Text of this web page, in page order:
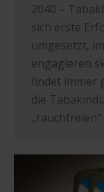
2040 –
sich erste
umgesetzt,
engagieren
findet immer
die